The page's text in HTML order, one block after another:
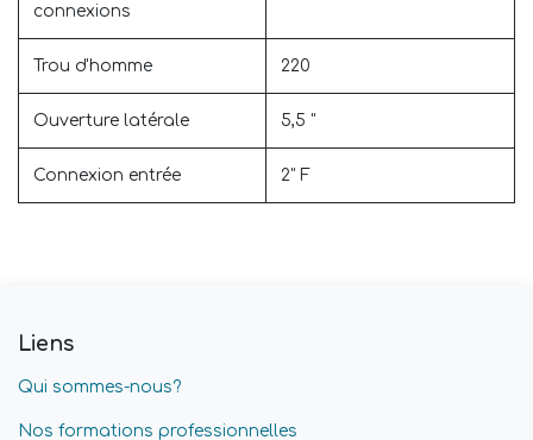
connexions
Trou d'homme 220
Ouverture latérale 5,5 "
Connexion entrée 2" F
Liens
Qui sommes-nous?
Nos formations professionnelles